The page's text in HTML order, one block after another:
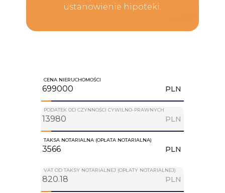
ustanowienie hipoteki.
CENA NIERUCHOMOŚCI
PLN
PODATEK OD CZYNNOŚCI CYWILNO-PRAWNYCH
PLN
TAKSA NOTARIALNA (OPŁATA NOTARIALNA)
PLN
VAT OD TAKSY NOTARIALNEJ (OPŁATY NOTARIALNEJ)
PLN